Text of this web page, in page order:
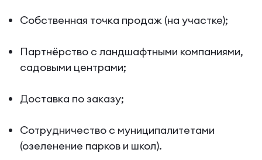
Собственная точка продаж (на участке);
Партнёрство с ландшафтными компаниями,
садовыми центрами;
Доставка по заказу;
Сотрудничество с муниципалитетами
(озеленение парков и школ).